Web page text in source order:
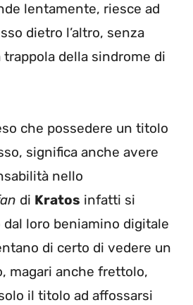
lentamente, riesce ad
dietro l’altro, senza
trappola della sindrome di
che possedere un titolo
significa anche avere
nello
di Kratos infatti si
loro beniamino digitale
di certo di vedere un
magari anche frettolo,
il titolo ad affossarsi